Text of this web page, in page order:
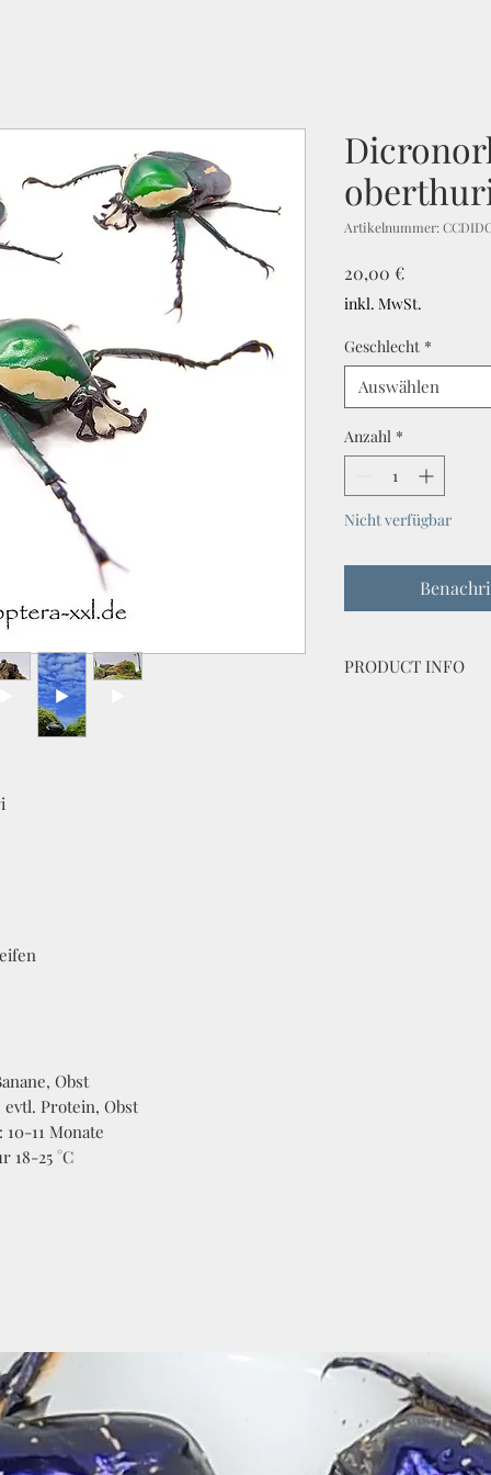
Obst
evtl. Protein, Obst
11 Monate
25 °C
Artikelnummer:
20,00 €Preis
inkl. MwSt.
Geschlecht *
Auswählen
Anzahl *
Nicht verfügbar
PRODUCT INFO